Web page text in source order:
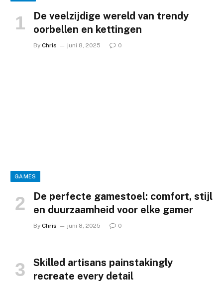
De veelzijdige wereld van trendy
oorbellen en kettingen
By Chris juni 8, 2025 0
GAMES
De perfecte gamestoel: comfort, stijl
en duurzaamheid voor elke gamer
By Chris juni 8, 2025 0
Skilled artisans painstakingly
recreate every detail